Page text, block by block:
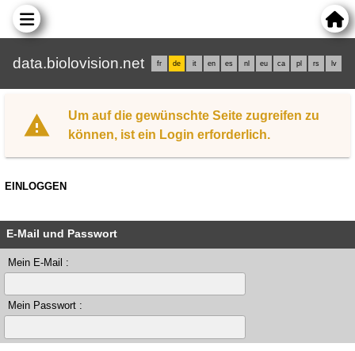
data.biolovision.net fr de it en es nl eu ca pl rs lv
Um auf die gewünschte Seite zugreifen zu
können, ist ein Login erforderlich.
EINLOGGEN
E-Mail und Passwort
Mein E-Mail :
Mein Passwort :